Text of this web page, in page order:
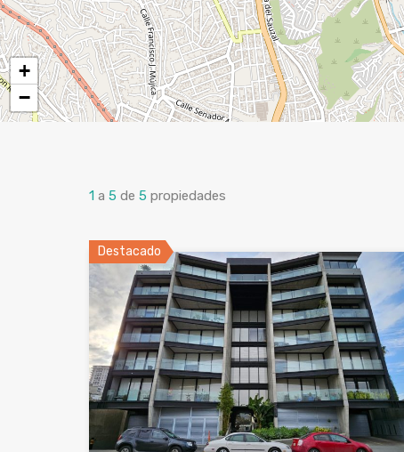
+
−
1 a 5 de 5 propiedades
Destacado